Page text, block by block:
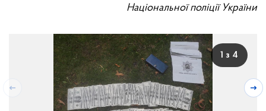
Національної поліції України
1 з 4